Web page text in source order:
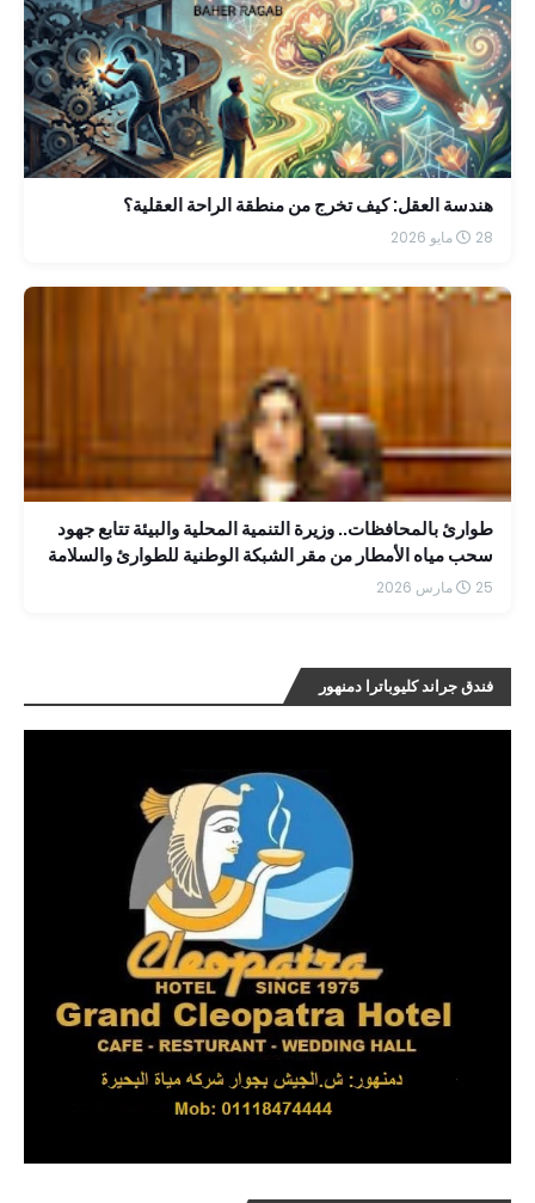
هندسة العقل: كيف تخرج من منطقة الراحة العقلية؟
28 مايو 2026
طوارئ بالمحافظات.. وزيرة التنمية المحلية والبيئة تتابع جهود
سحب مياه الأمطار من مقر الشبكة الوطنية للطوارئ والسلامة
25 مارس 2026
فندق جراند كليوباترا دمنهور